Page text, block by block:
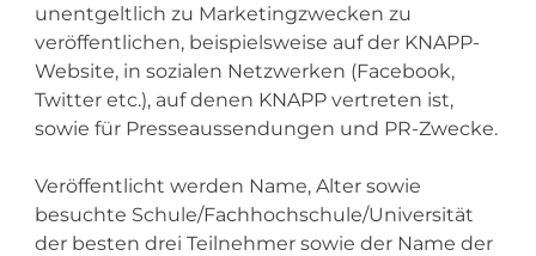
unentgeltlich zu Marketingzwecken zu
veröffentlichen, beispielsweise auf der KNAPP-
Website, in sozialen Netzwerken (Facebook,
Twitter etc.), auf denen KNAPP vertreten ist,
sowie für Presseaussendungen und PR-Zwecke.
Veröffentlicht werden Name, Alter sowie
besuchte Schule/Fachhochschule/Universität
der besten drei Teilnehmer sowie der Name der